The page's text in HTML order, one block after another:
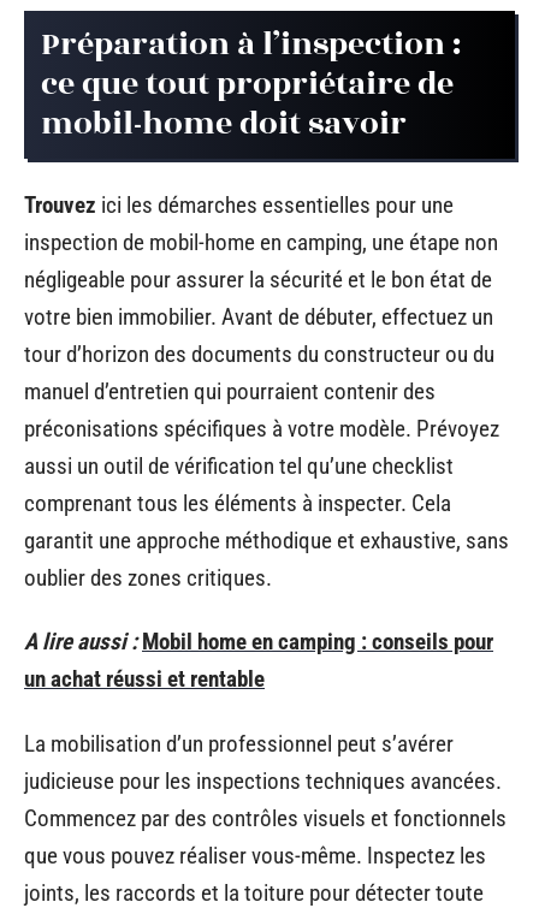
Préparation à l’inspection :
ce que tout propriétaire de
mobil-home doit savoir
Trouvez ici les démarches essentielles pour une
inspection de mobil-home en camping, une étape non
négligeable pour assurer la sécurité et le bon état de
votre bien immobilier. Avant de débuter, effectuez un
tour d’horizon des documents du constructeur ou du
manuel d’entretien qui pourraient contenir des
préconisations spécifiques à votre modèle. Prévoyez
aussi un outil de vérification tel qu’une checklist
comprenant tous les éléments à inspecter. Cela
garantit une approche méthodique et exhaustive, sans
oublier des zones critiques.
A lire aussi : Mobil home en camping : conseils pour
un achat réussi et rentable
La mobilisation d’un professionnel peut s’avérer
judicieuse pour les inspections techniques avancées.
Commencez par des contrôles visuels et fonctionnels
que vous pouvez réaliser vous-même. Inspectez les
joints, les raccords et la toiture pour détecter toute